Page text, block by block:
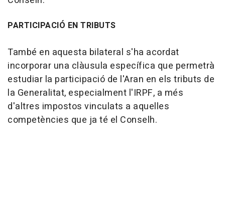
PARTICIPACIÓ EN TRIBUTS
També en aquesta bilateral s'ha acordat
incorporar una clàusula específica que permetrà
estudiar la participació de l'Aran en els tributs de
la Generalitat, especialment l'IRPF, a més
d'altres impostos vinculats a aquelles
competències que ja té el Conselh.